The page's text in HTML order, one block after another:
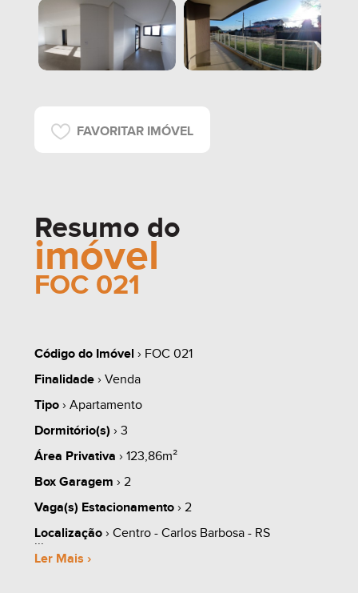
FAVORITAR IMÓVEL
Resumo do
imóvel
FOC 021
Código do Imóvel › FOC 021
Finalidade› Venda
Tipo› Apartamento
Dormitório(s) › 3
Área Privativa › 123,86m²
Box Garagem › 2
Vaga(s) Estacionamento› 2
Localização› Centro - Carlos Barbosa - RS
Ler Mais ›